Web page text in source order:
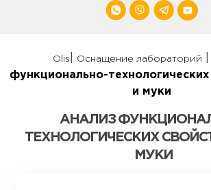
Olis Оснащение лабораторий
функционально-технологических
и муки
АНАЛИЗ
ТЕХНОЛОГИЧЕСКИХ
МУКИ